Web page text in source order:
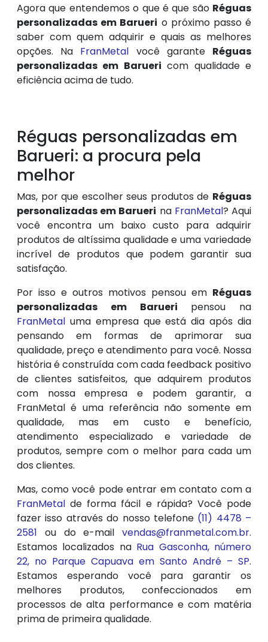
Agora que entendemos o que é que são Réguas
personalizadas em Barueri o próximo passo é
saber com quem adquirir e quais as melhores
opções. Na FranMetal você garante Réguas
personalizadas em Barueri com qualidade e
eficiência acima de tudo.
Réguas personalizadas em
Barueri: a procura pela
melhor
Mas, por que escolher seus produtos de Réguas
personalizadas em Barueri na FranMetal? Aqui
você encontra um baixo custo para adquirir
produtos de altíssima qualidade e uma variedade
incrível de produtos que podem garantir sua
satisfação.
Por isso e outros motivos pensou em Réguas
personalizadas em Barueri pensou na
FranMetal uma empresa que está dia após dia
pensando em formas de aprimorar sua
qualidade, preço e atendimento para você. Nossa
história é construída com cada feedback positivo
de clientes satisfeitos, que adquirem produtos
com nossa empresa e podem garantir, a
FranMetal é uma referência não somente em
qualidade, mas em custo e benefício,
atendimento especializado e variedade de
produtos, sempre com o melhor para cada um
dos clientes.
Mas, como você pode entrar em contato com a
FranMetal de forma fácil e rápida? Você pode
fazer isso através do nosso telefone (11) 4478 –
2581 ou do e-mail vendas@franmetal.com.br.
Estamos localizados na Rua Gasconha, número
22, no Parque Capuava em Santo André – SP.
Estamos esperando você para garantir os
melhores produtos, confeccionados em
processos de alta performance e com matéria
prima de primeira qualidade.